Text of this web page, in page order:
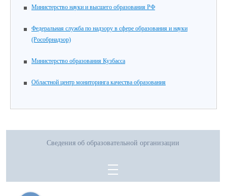
Министерство науки и высшего образования РФ
Федеральная служба по надзору в сфере образования и науки
(Рособрнадзор)
Министерство образования Кузбасса
Областной центр мониторинга качества образования
Сведения об образовательной организации